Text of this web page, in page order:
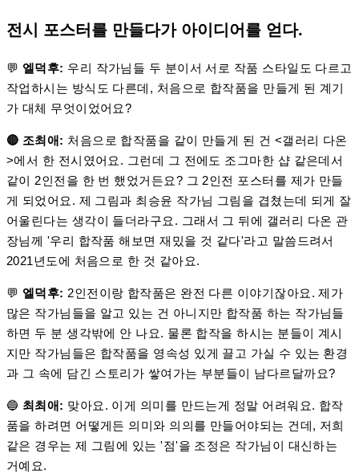
전시 포스터를 만들다가 아이디어를 얻다.
💬 엘덕후: 우리 작가님들 두 분이서 서로 작품 스타일도 다르고
작업하시는 방식도 다른데, 처음으로 합작품을 만들게 된 계기
가 대체 무엇이었어요?
🔴 조최애: 처음으로 합작품을 같이 만들게 된 건 <갤러리 다온
>에서 한 전시였어요. 그런데 그 전에도 조그마한 샵 같은데서
같이 2인전을 한 번 했었거든요? 그 2인전 포스터를 제가 만들
게 되었어요. 제 그림과 최승윤 작가님 그림을 겹쳤는데 되게 잘
어울린다는 생각이 들더라구요. 그래서 그 뒤에 갤러리 다온 관
장님께 '우리 합작품 해보면 재밌을 것 같다'라고 말씀드려서
2021년도에 처음으로 한 것 같아요.
💬 엘덕후: 2인전이랑 합작품은 완전 다른 이야기잖아요. 제가
많은 작가님들을 알고 있는 건 아니지만 합작품 하는 작가님들
하면 두 분 생각밖에 안 나요. 물론 합작을 하시는 분들이 계시
지만 작가님들은 합작품을 영속성 있게 끌고 가실 수 있는 환경
과 그 속에 담긴 스토리가 쌓여가는 부분들이 남다르달까요?
🔵 최최애: 맞아요. 이게 의미를 만드는게 정말 어려워요. 합작
품을 하려면 어떻게든 의미와 의의를 만들어야되는 건데, 저희
같은 경우는 제 그림에 있는 '점'을 조정은 작가님이 대신하는
거예요.